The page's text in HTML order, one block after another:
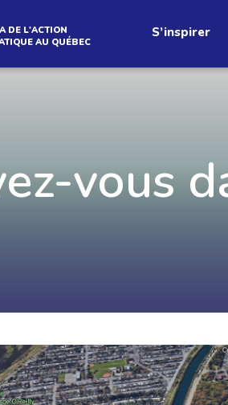
détend
DE L'ACTION
AU QUÉBEC
S’inspirer
vous